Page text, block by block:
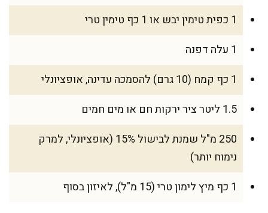
1 כפית טימין יבש או 1 כף טימין טרי
1 עלה דפנה
1 כף קמח (10 גרם) להסמכה עדינה, אופציונלי
1.5 ליטר ציר ירקות חם או מים חמים
250 מ"ל שמנת לבישול 15% (אופציונלי, למרק
נימוח יותר)
1 כף מיץ לימון טרי (15 מ"ל), לאיזון בסוף